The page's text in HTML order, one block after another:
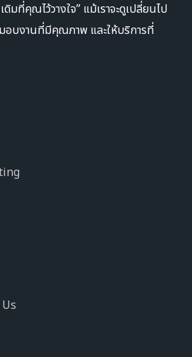
ดิมที่คุณไว้วางใจ” แม้เราจะดูเปลี่ยนไป
อบงานที่มีคุณภาพ และให้บริการที่